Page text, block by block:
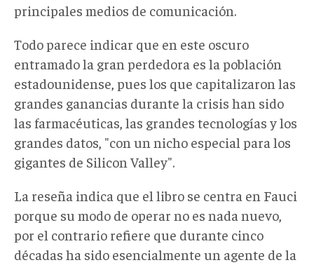
principales medios de comunicación.
Todo parece indicar que en este oscuro
entramado la gran perdedora es la población
estadounidense, pues los que capitalizaron las
grandes ganancias durante la crisis han sido
las farmacéuticas, las grandes tecnologías y los
grandes datos, "con un nicho especial para los
gigantes de Silicon Valley".
La reseña indica que el libro se centra en Fauci
porque su modo de operar no es nada nuevo,
por el contrario refiere que durante cinco
décadas ha sido esencialmente un agente de la